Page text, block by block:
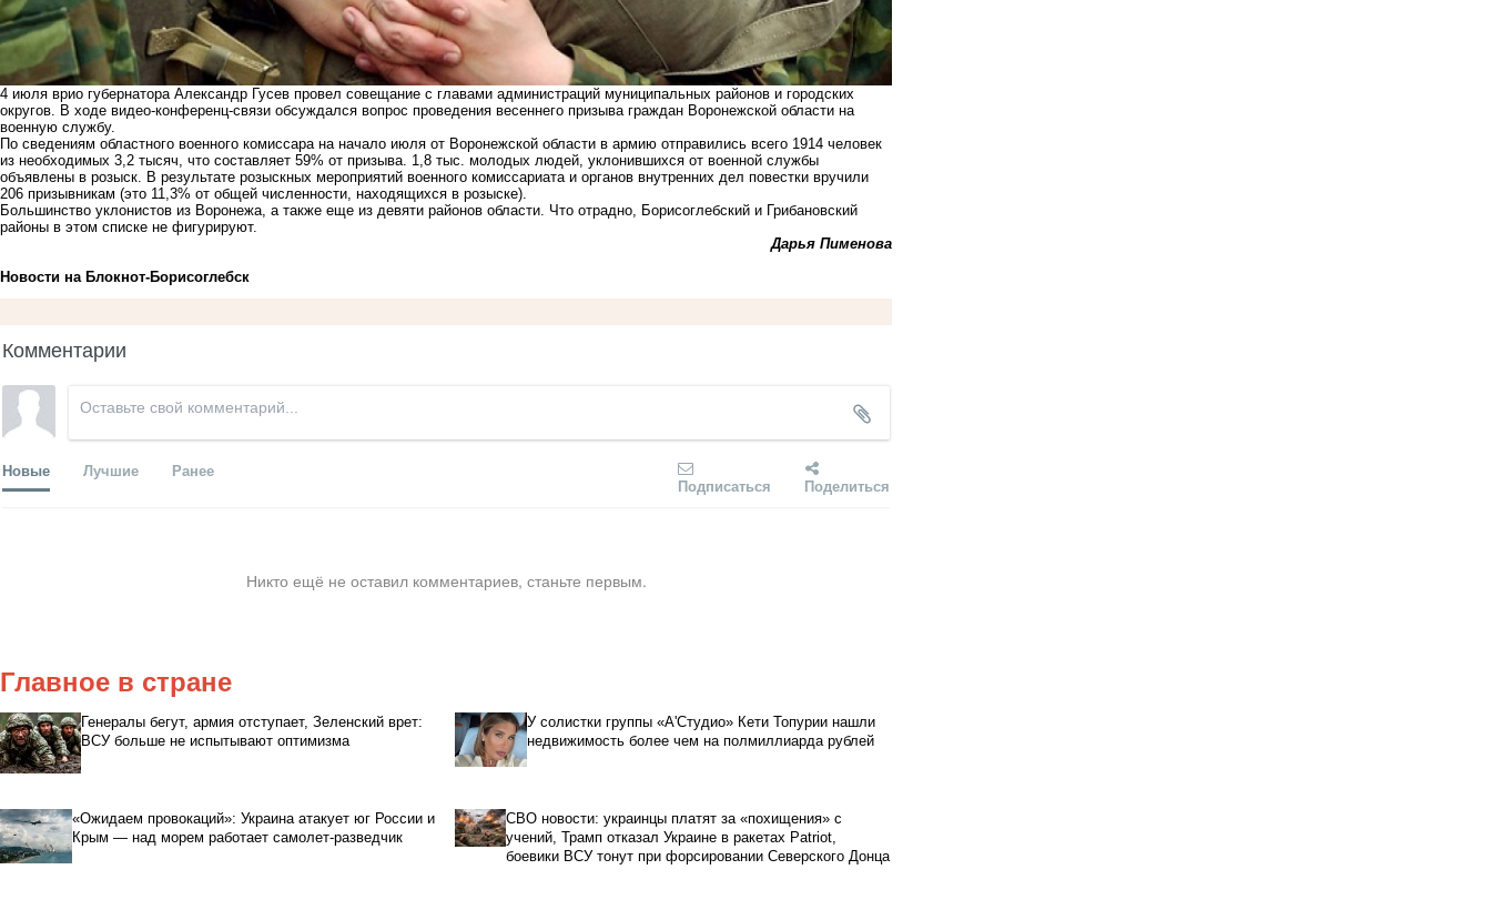
4 июля врио губернатора Александр Гусев провел совещание с главами администраций муниципальных районов и городских
округов. В ходе видео-конференц-связи обсуждался вопрос проведения весеннего призыва граждан Воронежской области на
военную службу.
По сведениям областного военного комиссара на начало июля от Воронежской области в армию отправились всего 1914 человек
из необходимых 3,2 тысяч, что составляет 59% от призыва. 1,8 тыс. молодых людей, уклонившихся от военной службы
объявлены в розыск. В результате розыскных мероприятий военного комиссариата и органов внутренних дел повестки вручили
206 призывникам (это 11,3% от общей численности, находящихся в розыске).
Большинство уклонистов из Воронежа, а также еще из девяти районов области. Что отрадно, Борисоглебский и Грибановский
районы в этом списке не фигурируют.
Дарья Пименова
Новости на Блoкнoт-Борисоглебск
Комментарии
Новые Лучшие Ранее
Подписаться Поделиться
Никто ещё не оставил комментариев, станьте первым.
Главное в стране
Генералы бегут, армия отступает, Зеленский врет:
ВСУ больше не испытывают оптимизма
У солистки группы «А'Студио» Кети Топурии нашли
недвижимость более чем на полмиллиарда рублей
«Ожидаем провокаций»: Украина атакует юг России и
Крым — над морем работает самолет-разведчик
СВО новости: украинцы платят за «похищения» с
учений, Трамп отказал Украине в ракетах Patriot,
боевики ВСУ тонут при форсировании Северского Донца